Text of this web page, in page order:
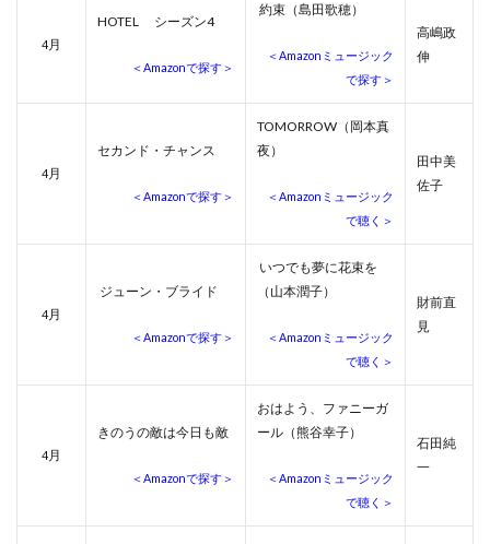
4月
HOTEL シーズン4
＜Amazonで探す＞
約束（島田歌穂）
＜Amazonミュージック
で探す＞
高嶋政
伸
4月
セカンド・チャンス
＜Amazonで探す＞
TOMORROW（岡本真
夜）
＜Amazonミュージック
で聴く＞
田中美
佐子
4月
ジューン・ブライド
＜Amazonで探す＞
いつでも夢に花束を
（山本潤子）
＜Amazonミュージック
で聴く＞
財前直
見
4月
きのうの敵は今日も敵
＜Amazonで探す＞
おはよう、ファニーガ
ール（熊谷幸子）
＜Amazonミュージック
で聴く＞
石田純
一